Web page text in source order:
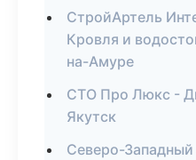
СтройАртель
Кровля и
на-Амуре
СТО Про Люкс -
Якутск
Северо-